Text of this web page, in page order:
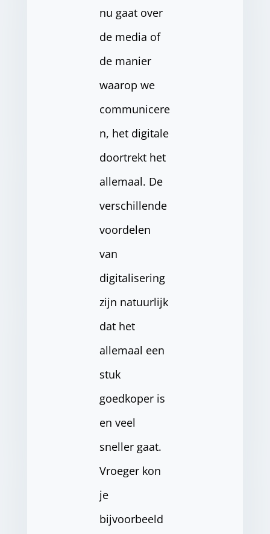
nu gaat over
de media of
de manier
waarop we
communicere
n, het digitale
doortrekt het
allemaal. De
verschillende
voordelen
van
digitalisering
zijn natuurlijk
dat het
allemaal een
stuk
goedkoper is
en veel
sneller gaat.
Vroeger kon
je
bijvoorbeeld